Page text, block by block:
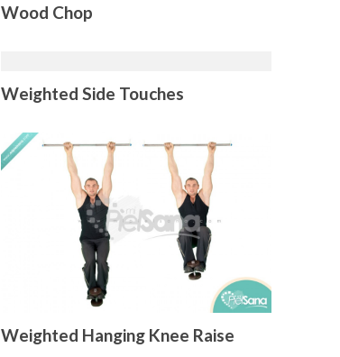
Wood Chop
Weighted Side Touches
Weighted Hanging Knee Raise